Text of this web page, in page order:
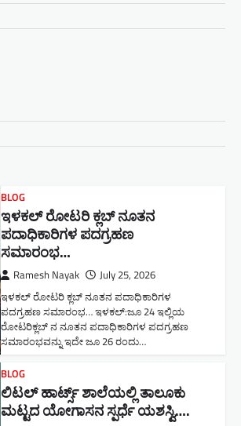
BLOG
ಇಳಕಲ್ ರೋಟರಿ ಕ್ಲಬ್ ನೂತನ‌
ಪದಾಧಿಕಾರಿಗಳ ಪದಗ್ರಹಣ
ಸಮಾರಂಭ…
Ramesh Nayak July 25, 2026
ಇಳಕಲ್ ರೋಟರಿ ಕ್ಲಬ್ ನೂತನ‌ ಪದಾಧಿಕಾರಿಗಳ
ಪದಗ್ರಹಣ ಸಮಾರಂಭ… ಇಳಕಲ್:ಜೂ 24 ಇಲ್ಲಿಯ
ರೋಟರಿಕ್ಲಬ್ ನ ನೂತನ ಪದಾಧಿಕಾರಿಗಳ ಪದಗ್ರಹಣ
ಸಮಾರಂಭವನ್ನು ಇದೇ ಜೂ 26 ರಂದು…
BLOG
ಲಿಟಲ್ ಹಾರ್ಟ್ಸ್ ಶಾಲೆಯಲ್ಲಿ ತಾಲೂಕು
ಮಟ್ಟದ ಯೋಗಾಸನ ಸ್ಪರ್ಧೆ ಯಶಸ್ವಿ….